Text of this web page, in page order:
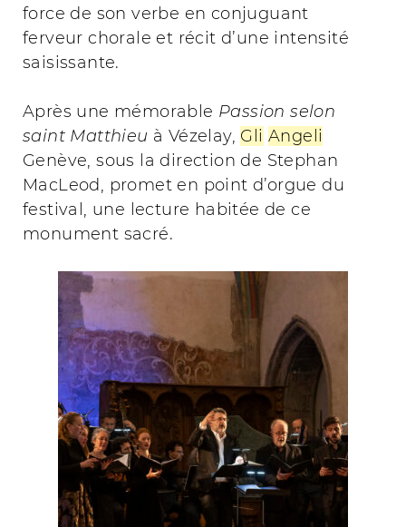
force de son verbe en conjuguant
ferveur chorale et récit d’une intensité
saisissante.
Après une mémorable Passion selon
saint Matthieu à Vézelay, Gli Angeli
Genève, sous la direction de Stephan
MacLeod, promet en point d’orgue du
festival, une lecture habitée de ce
monument sacré.